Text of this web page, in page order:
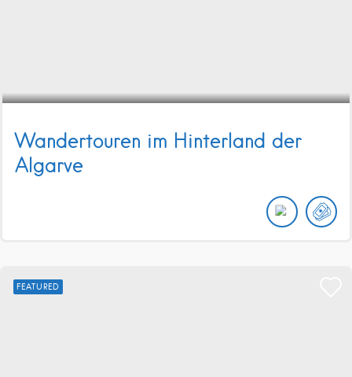
Wandertouren im Hinterland der
Algarve
FEATURED